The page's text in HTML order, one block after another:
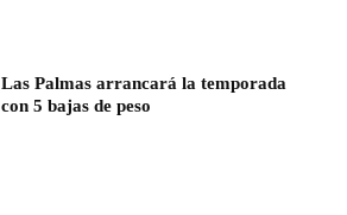
Las Palmas arrancará la temporada
con 5 bajas de peso